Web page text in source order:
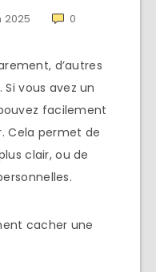
2025 0
d’autres
vous avez un
facilement
Cela permet de
clair, ou de
cacher une